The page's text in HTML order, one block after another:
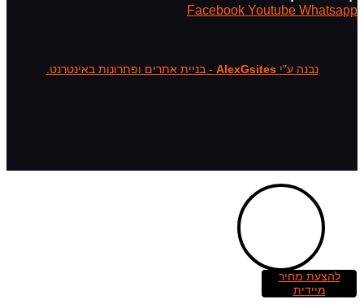
Facebook Youtube Whatsapp
נבנה ע"יAlexGsites - בניית אתרים ופתרונות באינטרנט.
להצעת מחיר
מיידית